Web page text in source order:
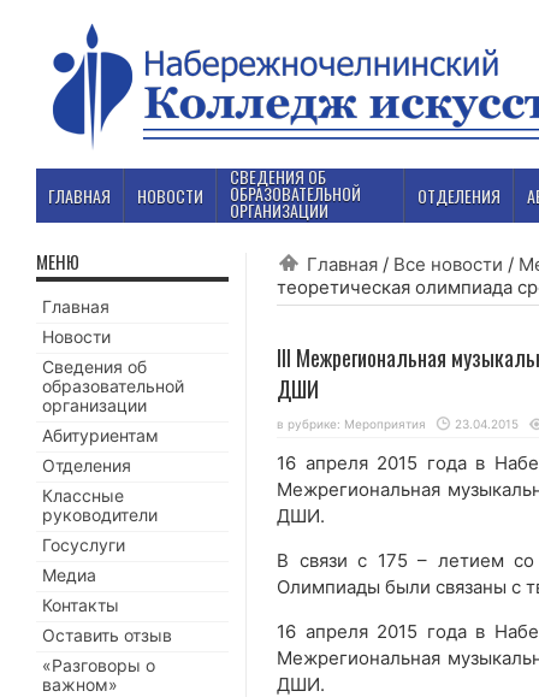
ГЛАВНАЯ НОВОСТИ
СВЕДЕНИЯ ОБ
ОБРАЗОВАТЕЛЬНОЙ
ОРГАНИЗАЦИИ
ОТДЕЛЕНИЯ
Главная / Все новости /
теоретическая олимпиада
III Межрегиональная
ДШИ
в рубрике: Мероприятия 23.04.2015
16 апреля 2015 года в
Межрегиональная
ДШИ.
В связи с 175 – летием со
Олимпиады были связаны с
16 апреля 2015 года в
Межрегиональная
ДШИ.
МЕНЮ
Главная
Новости
Сведения об
образовательной
организации
Абитуриентам
Отделения
Классные
руководители
Госуслуги
Медиа
Контакты
Оставить отзыв
«Разговоры о
важном»